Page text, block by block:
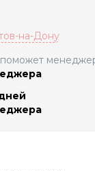
на-Дону